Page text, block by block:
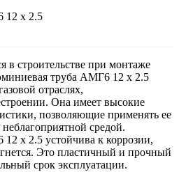
12 х 2.5
в строительстве при монтаже
труба АМГ6 12 х 2.5
отраслях,
Она имеет высокие
позволяющие применять ее
средой.
х 2.5 устойчива к коррозии,
гнется. Это пластичный и прочный
срок эксплуатации.